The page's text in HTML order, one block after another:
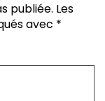
publiée. Les
avec *